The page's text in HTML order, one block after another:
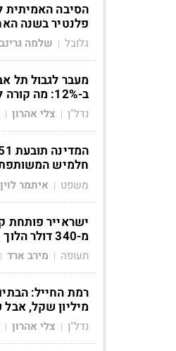
הסיבה האמיתית
פלנטיר בשנה
גלובל | שלמה
מעבר לגבול תל
ב-12%: מה קורה למחירים בתל גיבורים?
נדל"ן | צלי אהרון |
חלמיש המשותפת
משפט | איתמר לוין
ישראייר פותחת
מ-340 דולר הלוך ושוב
תעופה | מירב ארד |
מיליון שקל,
נדל"ן | צלי אהרון |